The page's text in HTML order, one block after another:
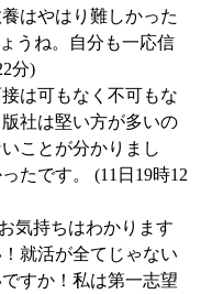
はやはり難しかった
うね。自分も一応信
分)
は可もなく不可もな
社は堅い方が多いの
ことが分かりまし
たです。 (11日19時12
気持ちはわかります
就活が全てじゃない
すか！私は第一志望